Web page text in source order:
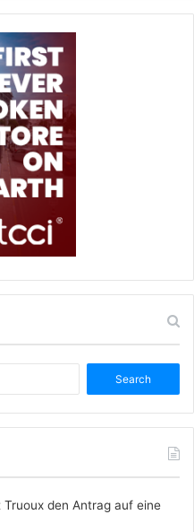
for:
den Antrag auf eine